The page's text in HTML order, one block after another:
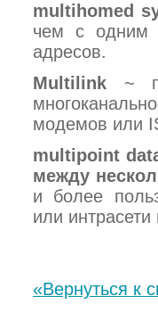
multihomed
чем с одним
адресов.
Multilink ~
модемов или
multipoint
между
и более
или
«Вернуться к